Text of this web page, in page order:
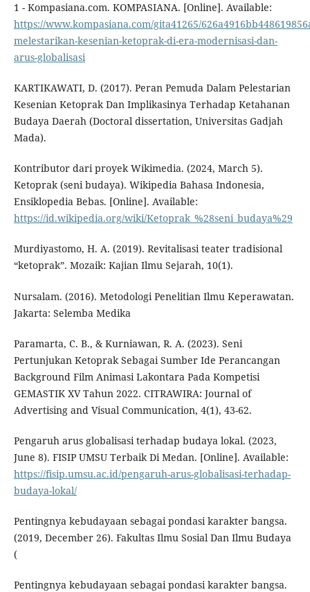
1 - Kompasiana.com. KOMPASIANA. [Online]. Available:
https://www.kompasiana.com/gita41265/
melestarikan-kesenian-ketoprak-di-era-modernisasi-dan-
arus-globalisasi
KARTIKAWATI, D. (2017). Peran Pemuda Dalam Pelestarian
Kesenian Ketoprak Dan Implikasinya Terhadap Ketahanan
Budaya Daerah (Doctoral dissertation, Universitas Gadjah
Mada).
Kontributor dari proyek Wikimedia. (2024, March 5).
Ketoprak (seni budaya). Wikipedia Bahasa Indonesia,
Ensiklopedia Bebas. [Online]. Available:
https://id.wikipedia.org/wiki/Ketoprak_%28seni_budaya%29
Murdiyastomo, H. A. (2019). Revitalisasi teater tradisional
“ketoprak”. Mozaik: Kajian Ilmu Sejarah, 10(1).
Nursalam. (2016). Metodologi Penelitian Ilmu Keperawatan.
Jakarta: Selemba Medika
Paramarta, C. B., & Kurniawan, R. A. (2023). Seni
Pertunjukan Ketoprak Sebagai Sumber Ide Perancangan
Background Film Animasi Lakontara Pada Kompetisi
GEMASTIK XV Tahun 2022. CITRAWIRA: Journal of
Advertising and Visual Communication, 4(1), 43-62.
Pengaruh arus globalisasi terhadap budaya lokal. (2023,
June 8). FISIP UMSU Terbaik Di Medan. [Online]. Available:
https://fisip.umsu.ac.id/pengaruh-arus-globalisasi-terhadap-
budaya-lokal/
Pentingnya kebudayaan sebagai pondasi karakter bangsa.
(2019, December 26). Fakultas Ilmu Sosial Dan Ilmu Budaya
(
Pentingnya kebudayaan sebagai pondasi karakter bangsa.